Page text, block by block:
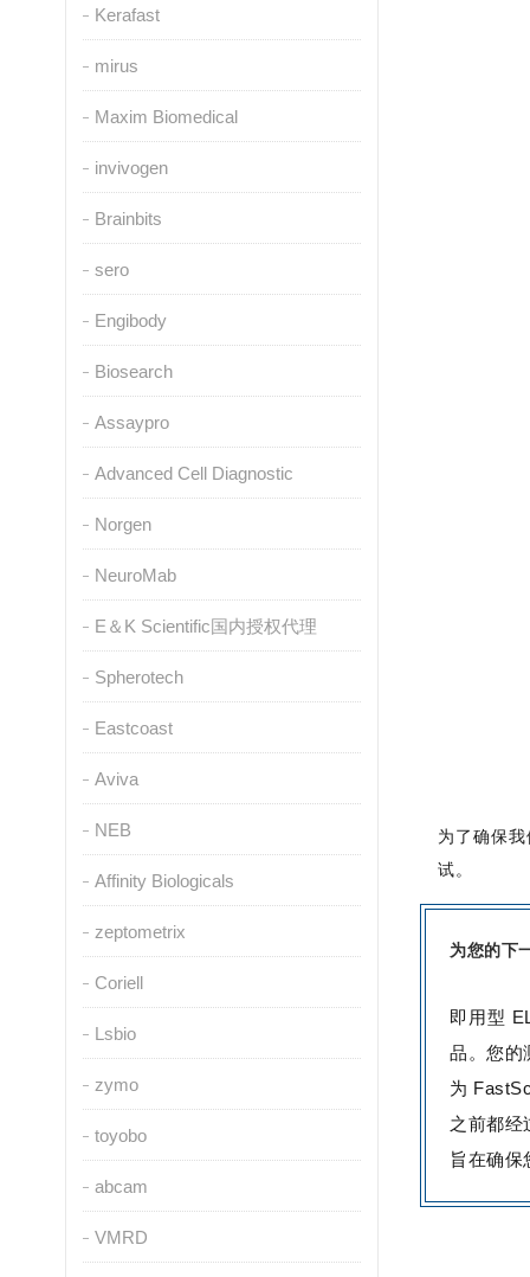
Kerafast
mirus
Maxim Biomedical
invivogen
Brainbits
sero
Engibody
Biosearch
Assaypro
Advanced Cell Diagnostic
Norgen
NeuroMab
E＆K Scientific国内授权代理
Spherotech
Eastcoast
Aviva
NEB
Affinity Biologicals
zeptometrix
Coriell
Lsbio
zymo
toyobo
abcam
VMRD
为了确保
试。
为您的下
即用型
品。您的
为
之前都经
旨在确保